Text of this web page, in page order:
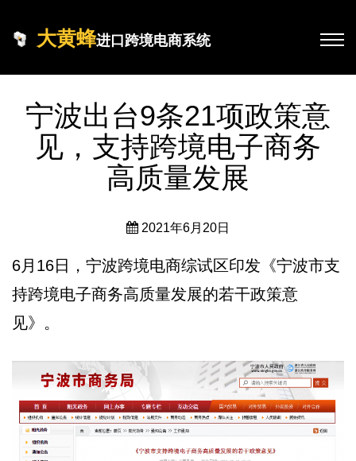
大黄蜂进口跨境电商系统
宁波出台9条21项政策意
见，支持跨境电子商务
高质量发展
2021年6月20日
6月16日，宁波跨境电商综试区印发《宁波市支
持跨境电子商务高质量发展的若干政策意
见》。